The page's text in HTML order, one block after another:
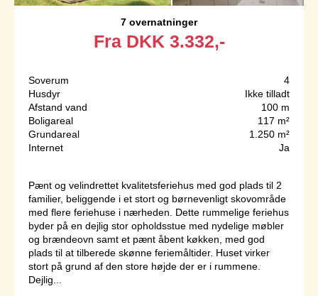
7 overnatninger
Fra DKK 3.332,-
Soverum
4
Husdyr
Ikke tilladt
Afstand vand
100 m
Boligareal
117 m²
Grundareal
1.250 m²
Internet
Ja
Pænt og velindrettet kvalitetsferiehus med god plads til 2
familier, beliggende i et stort og børnevenligt skovområde
med flere feriehuse i nærheden. Dette rummelige feriehus
byder på en dejlig stor opholdsstue med nydelige møbler
og brændeovn samt et pænt åbent køkken, med god
plads til at tilberede skønne feriemåltider. Huset virker
stort på grund af den store højde der er i rummene.
Dejlig...